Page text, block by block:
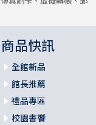
商品快訊
全館新品
館長推薦
禮品專區
校園書饗